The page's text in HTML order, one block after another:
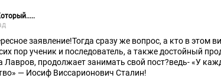
заявление!Тогда сразу же вопрос, а кто в этом
пор ученик и последователь, а также достойный
продолжает занимать свой пост?ведь- «У каждой проблемы есть фамилия,
— Иосиф Виссарионович Сталин!